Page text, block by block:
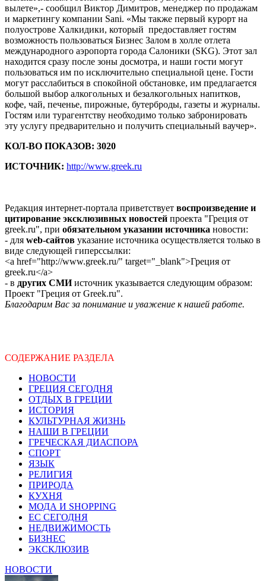
вылете»,- сообщил Виктор Димитров, менеджер по продажам
и маркетингу компании Sani. «Мы также первый курорт на
полуострове Халкидики, который предоставляет гостям
возможность пользоваться Бизнес Залом в холле отлета
международного аэропорта города Салоники (SKG). Этот зал
находится сразу после зоны досмотра, и наши гости могут
пользоваться им по исключительно специальной цене. Гости
могут расслабиться в спокойной обстановке, им предлагается
большой выбор алкогольных и безалкогольных напитков,
кофе, чай, печенье, пирожные, бутерброды, газеты и журналы.
Гостям или турагентству необходимо только забронировать
эту услугу предварительно и получить специальный ваучер».
КОЛ-ВО ПОКАЗОВ: 3020
ИСТОЧНИК: http://www.greek.ru
Редакция интернет-портала приветствует воспроизведение и
цитирование эксклюзивных новостей проекта "Греция от
greek.ru", при обязательном указании источника новости:
- для web-сайтов указание источника осуществляется только в
виде следующей гиперссылки:
<a href="http://www.greek.ru/" target="_blank">Греция от
greek.ru</a>
- в других СМИисточник указывается следующим образом:
Проект "Греция от Greek.ru".
Благодарим Вас за понимание и уважение к нашей работе.
СОДЕРЖАНИЕ РАЗДЕЛА
НОВОСТИ
ГРЕЦИЯ СЕГОДНЯ
ОТДЫХ В ГРЕЦИИ
ИСТОРИЯ
КУЛЬТУРНАЯ ЖИЗНЬ
НАШИ В ГРЕЦИИ
ГРЕЧЕСКАЯ ДИАСПОРА
СПОРТ
ЯЗЫК
РЕЛИГИЯ
ПРИРОДА
КУХНЯ
МОДА И SHOPPING
ЕС СЕГОДНЯ
НЕДВИЖИМОСТЬ
БИЗНЕС
ЭКСКЛЮЗИВ
НОВОСТИ